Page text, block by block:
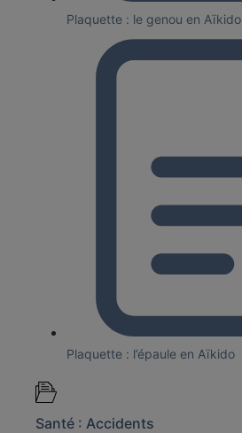
Plaquette : le genou en Aïkido
Plaquette : l’épaule en Aïkido
Santé : Accidents